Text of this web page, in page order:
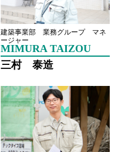
建築事業部 業務グループ マネ
ージャー
MIMURA TAIZOU
三村 泰造